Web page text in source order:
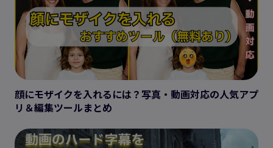
顔にモザイクを入れるには？写真・動画対応の人気アプ
リ＆編集ツールまとめ